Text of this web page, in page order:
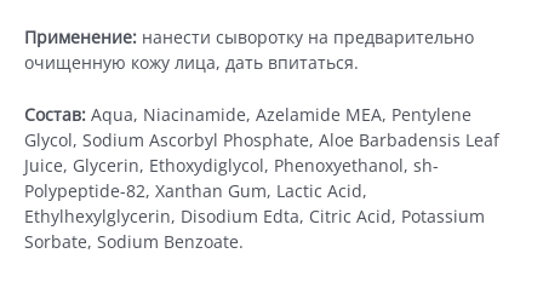
Применение: нанести сыворотку на предварительно
очищенную кожу лица, дать впитаться.
Состав: Aqua, Niacinamide, Azelamide MEA, Pentylene
Glycol, Sodium Ascorbyl Phosphate, Aloe Barbadensis Leaf
Juice, Glycerin, Ethoxydiglycol, Phenoxyethanol, sh-
Polypeptide-82, Xanthan Gum, Lactic Acid,
Ethylhexylglycerin, Disodium Edta, Citric Acid, Potassium
Sorbate, Sodium Benzoate.